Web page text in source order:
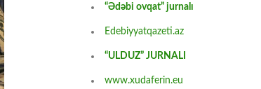
“Ədəbi ovqat” jurnalı
Edebiyyatqazeti.az
“ULDUZ” JURNALI
www.xudaferin.eu